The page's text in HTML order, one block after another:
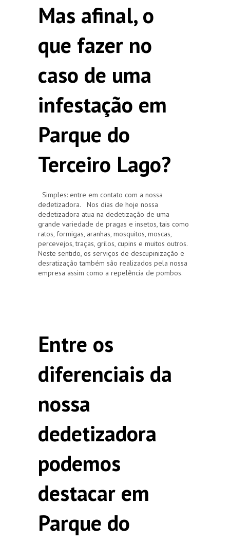
Mas afinal, o
que fazer no
caso de uma
infestação em
Parque do
Terceiro Lago?
Simples: entre em contato com a nossa
dedetizadora. Nos dias de hoje nossa
dedetizadora atua na dedetização de uma
grande variedade de pragas e insetos, tais como
ratos, formigas, aranhas, mosquitos, moscas,
percevejos, traças, grilos, cupins e muitos outros.
Neste sentido, os serviços de descupinização e
desratização também são realizados pela nossa
empresa assim como a repelência de pombos.
Entre os
diferenciais da
nossa
dedetizadora
podemos
destacar em
Parque do